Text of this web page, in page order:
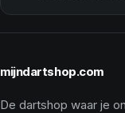
mijndartshop.com
De dartshop waar je